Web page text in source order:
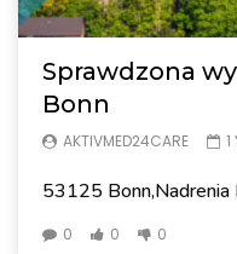
Sprawdzona
Bonn
AKTIVMED24CARE 1
53125 Bonn,Nadrenia
0 0 0